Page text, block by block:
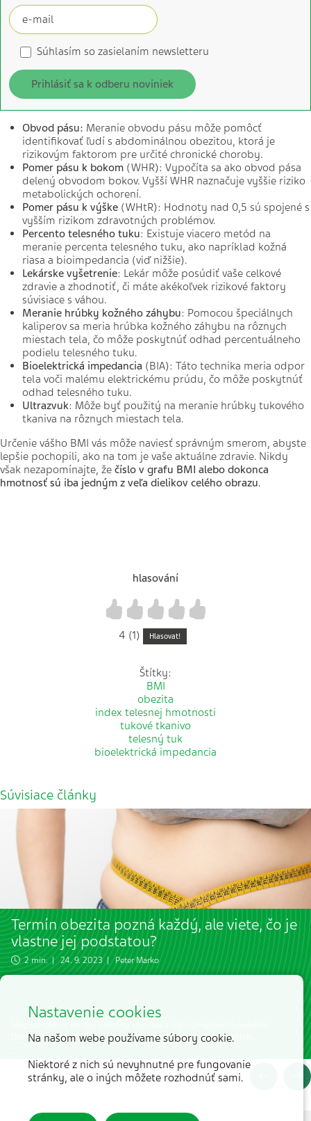
Súhlasím so zasielaním newsletteru
Prihlásiť sa k odberu noviniek
Obvod pásu: Meranie obvodu pásu môže pomôcť
identifikovať ľudí s abdominálnou obezitou, ktorá je
rizikovým faktorom pre určité chronické choroby.
Pomer pásu k bokom (WHR): Vypočíta sa ako obvod pása
delený obvodom bokov. Vyšší WHR naznačuje vyššie riziko
metabolických ochorení.
Pomer pásu k výške (WHtR): Hodnoty nad 0,5 sú spojené s
vyšším rizikom zdravotných problémov.
Percento telesného tuku: Existuje viacero metód na
meranie percenta telesného tuku, ako napríklad kožná
riasa a bioimpedancia (viď nižšie).
Lekárske vyšetrenie: Lekár môže posúdiť vaše celkové
zdravie a zhodnotiť, či máte akékoľvek rizikové faktory
súvisiace s váhou.
Meranie hrúbky kožného záhybu: Pomocou špeciálnych
kaliperov sa meria hrúbka kožného záhybu na rôznych
miestach tela, čo môže poskytnúť odhad percentuálneho
podielu telesného tuku.
Bioelektrická impedancia (BIA): Táto technika meria odpor
tela voči malému elektrickému prúdu, čo môže poskytnúť
odhad telesného tuku.
Ultrazvuk: Môže byť použitý na meranie hrúbky tukového
tkaniva na rôznych miestach tela.
Určenie vášho BMI vás môže naviesť správným smerom, abyste
lepšie pochopili, ako na tom je vaše aktuálne zdravie. Nikdy
však nezapomínajte, že číslo v grafu BMI alebo dokonca
hmotnosť sú iba jedným z veľa dielikov celého obrazu.
hlasování
4
3
2
1
4 (1) Hlasovat!
Štítky:
BMI
obezita
index telesnej hmotnosti
tukové tkanivo
telesný tuk
bioelektrická impedancia
Súvisiace články
Termín obezita pozná každý, ale viete, čo je
vlastne jej podstatou?
2 min. | 24. 9. 2023 |Peter Marko
tkaniva pri zväčšení objemu adipocytov – tukových buniek.
Nastavenie cookies
Na našom webe používame súbory cookie.
Niektoré z nich sú nevyhnutné pre fungovanie
stránky, ale o iných môžete rozhodnúť sami.